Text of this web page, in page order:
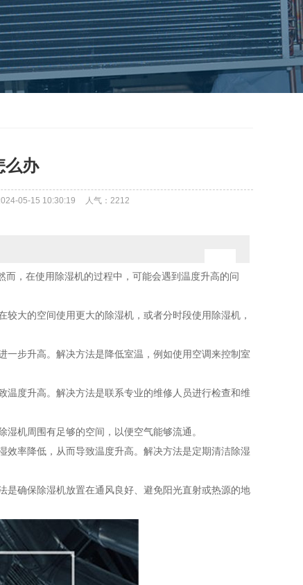
么办
05-15 10:30:19 人气： 2212
，在使用除湿机的过程中，可能会遇到温度升高的问
大的空间使用更大的除湿机，或者分时段使用除湿机，
步升高。解决方法是降低室温，例如使用空调来控制室
度升高。解决方法是联系专业的维修人员进行检查和维
机周围有足够的空间，以便空气能够流通。
率降低，从而导致温度升高。解决方法是定期清洁除湿
确保除湿机放置在通风良好、避免阳光直射或热源的地